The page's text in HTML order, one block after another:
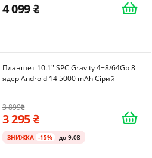
4 099
Планшет 10.1" SPC Gravity 4+8/64Gb 8
ядер Android 14 5000 mAh Сірий
3 899
3 295
ЗНИЖКА -15% до 9.08